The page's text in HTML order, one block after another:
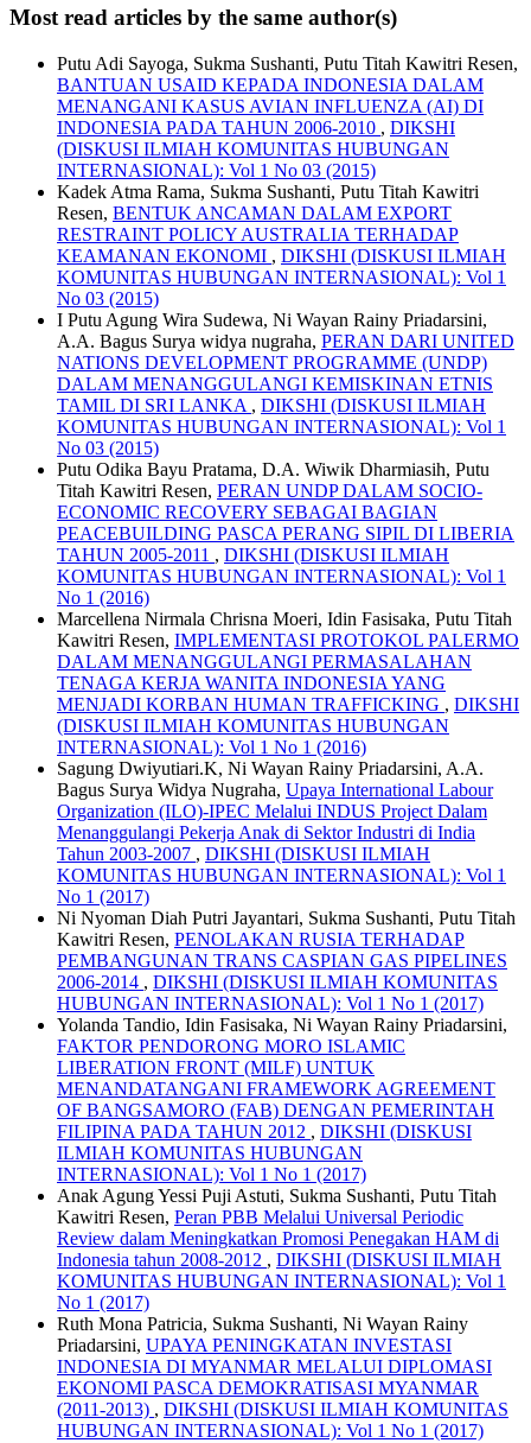
Most read articles by the same author(s)
Putu Adi Sayoga, Sukma Sushanti, Putu Titah Kawitri Resen,
BANTUAN USAID KEPADA INDONESIA DALAM
MENANGANI KASUS AVIAN INFLUENZA (AI) DI
INDONESIA PADA TAHUN 2006-2010 , DIKSHI
(DISKUSI ILMIAH KOMUNITAS HUBUNGAN
INTERNASIONAL): Vol 1 No 03 (2015)
Kadek Atma Rama, Sukma Sushanti, Putu Titah Kawitri
Resen, BENTUK ANCAMAN DALAM EXPORT
RESTRAINT POLICY AUSTRALIA TERHADAP
KEAMANAN EKONOMI , DIKSHI (DISKUSI ILMIAH
KOMUNITAS HUBUNGAN INTERNASIONAL): Vol 1
No 03 (2015)
I Putu Agung Wira Sudewa, Ni Wayan Rainy Priadarsini,
A.A. Bagus Surya widya nugraha, PERAN DARI UNITED
NATIONS DEVELOPMENT PROGRAMME (UNDP)
DALAM MENANGGULANGI KEMISKINAN ETNIS
TAMIL DI SRI LANKA , DIKSHI (DISKUSI ILMIAH
KOMUNITAS HUBUNGAN INTERNASIONAL): Vol 1
No 03 (2015)
Putu Odika Bayu Pratama, D.A. Wiwik Dharmiasih, Putu
Titah Kawitri Resen, PERAN UNDP DALAM SOCIO-
ECONOMIC RECOVERY SEBAGAI BAGIAN
PEACEBUILDING PASCA PERANG SIPIL DI LIBERIA
TAHUN 2005-2011 , DIKSHI (DISKUSI ILMIAH
KOMUNITAS HUBUNGAN INTERNASIONAL): Vol 1
No 1 (2016)
Marcellena Nirmala Chrisna Moeri, Idin Fasisaka, Putu Titah
Kawitri Resen, IMPLEMENTASI PROTOKOL PALERMO
DALAM MENANGGULANGI PERMASALAHAN
TENAGA KERJA WANITA INDONESIA YANG
MENJADI KORBAN HUMAN TRAFFICKING , DIKSHI
(DISKUSI ILMIAH KOMUNITAS HUBUNGAN
INTERNASIONAL): Vol 1 No 1 (2016)
Sagung Dwiyutiari.K, Ni Wayan Rainy Priadarsini, A.A.
Bagus Surya Widya Nugraha, Upaya International Labour
Organization (ILO)-IPEC Melalui INDUS Project Dalam
Menanggulangi Pekerja Anak di Sektor Industri di India
Tahun 2003-2007 , DIKSHI (DISKUSI ILMIAH
KOMUNITAS HUBUNGAN INTERNASIONAL): Vol 1
No 1 (2017)
Ni Nyoman Diah Putri Jayantari, Sukma Sushanti, Putu Titah
Kawitri Resen, PENOLAKAN RUSIA TERHADAP
PEMBANGUNAN TRANS CASPIAN GAS PIPELINES
2006-2014 , DIKSHI (DISKUSI ILMIAH KOMUNITAS
HUBUNGAN INTERNASIONAL): Vol 1 No 1 (2017)
Yolanda Tandio, Idin Fasisaka, Ni Wayan Rainy Priadarsini,
FAKTOR PENDORONG MORO ISLAMIC
LIBERATION FRONT (MILF) UNTUK
MENANDATANGANI FRAMEWORK AGREEMENT
OF BANGSAMORO (FAB) DENGAN PEMERINTAH
FILIPINA PADA TAHUN 2012 , DIKSHI (DISKUSI
ILMIAH KOMUNITAS HUBUNGAN
INTERNASIONAL): Vol 1 No 1 (2017)
Anak Agung Yessi Puji Astuti, Sukma Sushanti, Putu Titah
Kawitri Resen, Peran PBB Melalui Universal Periodic
Review dalam Meningkatkan Promosi Penegakan HAM di
Indonesia tahun 2008-2012 , DIKSHI (DISKUSI ILMIAH
KOMUNITAS HUBUNGAN INTERNASIONAL): Vol 1
No 1 (2017)
Ruth Mona Patricia, Sukma Sushanti, Ni Wayan Rainy
Priadarsini, UPAYA PENINGKATAN INVESTASI
INDONESIA DI MYANMAR MELALUI DIPLOMASI
EKONOMI PASCA DEMOKRATISASI MYANMAR
(2011-2013) , DIKSHI (DISKUSI ILMIAH KOMUNITAS
HUBUNGAN INTERNASIONAL): Vol 1 No 1 (2017)